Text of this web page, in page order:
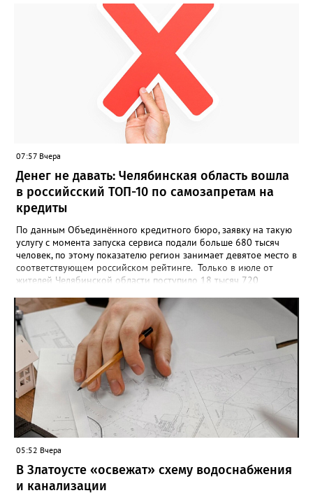
улыбок»; загрузить фотографию с улыбкой – подойдёт портрет
одного человека, пары, семьи или нескольких поколений в
одном кадре; отметить один или несколько городов,
связанных с историей семьи или важными воспоминаниями;
добавить подписи к городам, кратко объяснив связь с каждым
из них, указать контакты и подтвердить согласие с правилами
проекта», - говорится в инструкции на сайте проекта. ‍Заявка
может быть семейной, а после модерации стать частью
визуального архива проекта. 20 участников обещают
пригласить на итоговую фотосессию в Москве. Персональную
«Карту улыбок», которую можно скачать, сохранить и
опубликовать в социальных сетях, отмечают в оргкомитете,
получат все, кто улыбнулся.
07:57 Вчера
Денег не давать: Челябинская область вошла
в российсский ТОП-10 по самозапретам на
кредиты
По данным Объединённого кредитного бюро, заявку на такую
услугу с момента запуска сервиса подали больше 680 тысяч
человек, по этому показателю регион занимает девятое место в
соответствующем российском рейтинге. Только в июле от
жителей Челябинской области поступило 18 тысяч 720
снятие. В целом не давать им взаймы сегодня просят 543 с
лишним тысячи человек. Почти 89 тысяч за это время решили
запрет отозвать. При этом, утверждают аналитики бюро,
примерно каждый пятый из тех, кто установил самозапрет,
никогда кредиты не брал, столько же погасили долги недавно,
а больше половины имеют долговые обязательства сейчас.
05:52 Вчера
В Златоусте «освежат» схему водоснабжения
и канализации